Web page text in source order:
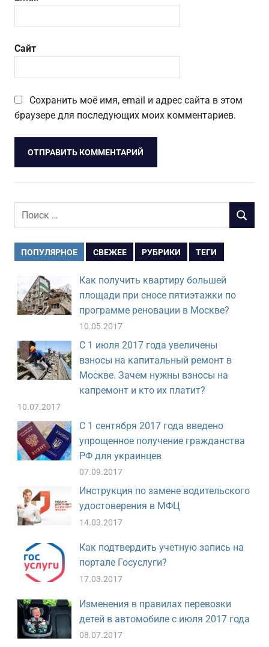
Сайт
Сохранить моё имя, email и адрес сайта в этом
браузере для последующих моих комментариев.
Поиск
ПОИСК
ПОПУЛЯРНОЕ СВЕЖЕЕ РУБРИКИ ТЕГИ
Как получить квартиру большей
площади при сносе пятиэтажки по
программе реновации в Москве?
10.05.2017
С 1 июля 2017 года увеличены
взносы на капитальный ремонт в
Москве. Зачем нужны взносы на
капремонт и кто их платит?
10.07.2017
С 1 сентября 2017 года введено
упрощенное получение гражданства
РФ для украинцев
07.09.2017
Инструкция по замене водительского
удостоверения в МФЦ
14.03.2017
Как подтвердить учетную запись на
портале Госуслуги?
17.03.2017
Изменения в правилах перевозки
детей в автомобиле с июля 2017 года
08.07.2017